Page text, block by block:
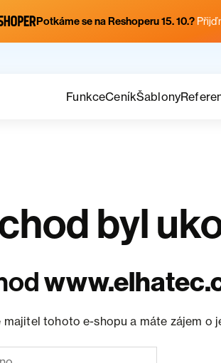
Potkáme se na Reshoperu 15. 10.? Přijď
FunkceCeníkŠablony
byl
majitel tohoto e-shopu a máte zájem o